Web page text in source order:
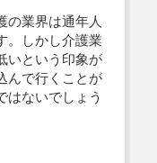
の業界は通年人
。しかし介護業
いという印象が
んで行くことが
はないでしょう